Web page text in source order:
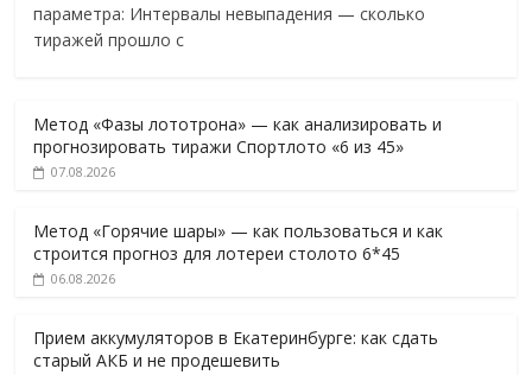
параметра: Интервалы невыпадения — сколько
тиражей прошло с
Метод «Фазы лототрона» — как анализировать и
прогнозировать тиражи Спортлото «6 из 45»
07.08.2026
Метод «Горячие шары» — как пользоваться и как
строится прогноз для лотереи столото 6*45
06.08.2026
Прием аккумуляторов в Екатеринбурге: как сдать
старый АКБ и не продешевить